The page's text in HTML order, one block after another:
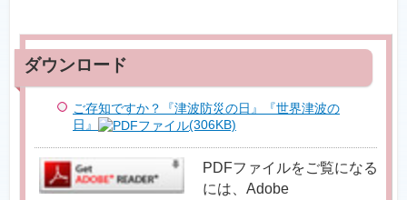
ご存知ですか？『津波防災の日』『世界津波の
日』
(306KB)
PDFファイルをご覧になる
には、Adobe